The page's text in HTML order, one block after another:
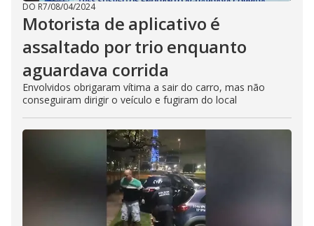
DO R7/08/04/2024
Motorista de aplicativo é
assaltado por trio enquanto
aguardava corrida
Envolvidos obrigaram vítima a sair do carro, mas não
conseguiram dirigir o veículo e fugiram do local